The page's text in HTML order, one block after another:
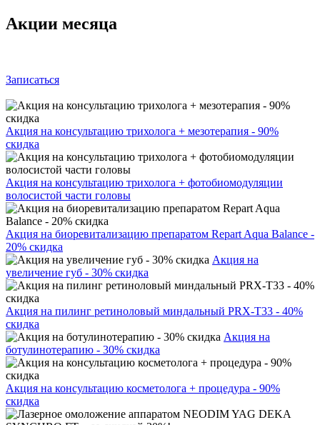
Акции месяца
Записаться
Акция на консультацию трихолога + мезотерапия - 90%
скидка
Акция на консультацию трихолога + фотобиомодуляции
волосистой части головы
Акция на биоревитализацию препаратом Repart Aqua Balance -
20% скидка
Акция на
увеличение губ - 30% скидка
Акция на пилинг ретиноловый миндальный PRX-T33 - 40%
скидка
Акция на
ботулинотерапию - 30% скидка
Акция на консультацию косметолога + процедура - 90%
скидка